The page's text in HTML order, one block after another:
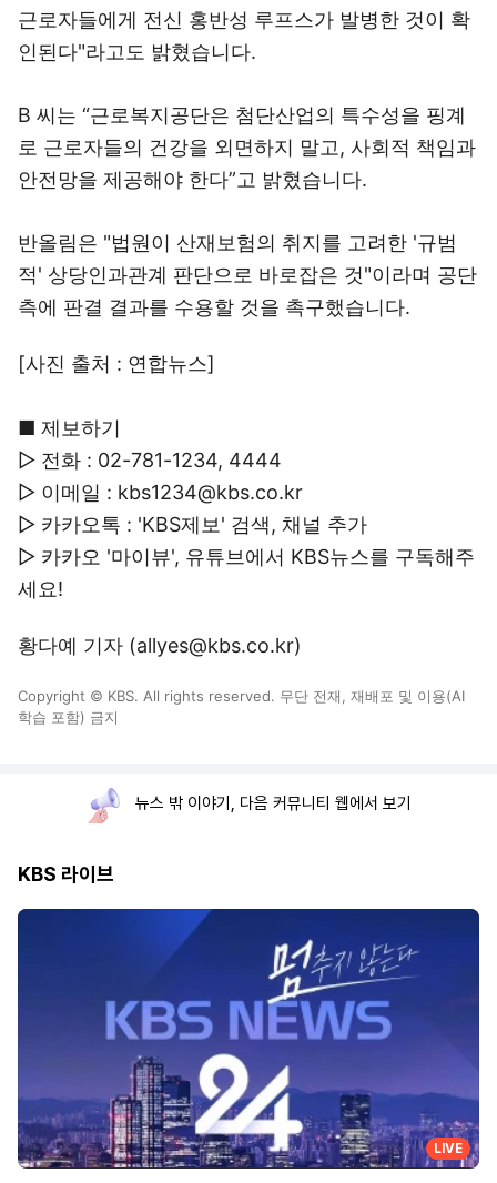
근로자들에게 전신 홍반성 루프스가 발병한 것이 확
인된다"라고도 밝혔습니다.
B 씨는 “근로복지공단은 첨단산업의 특수성을 핑계
로 근로자들의 건강을 외면하지 말고, 사회적 책임과
안전망을 제공해야 한다”고 밝혔습니다.
반올림은 "법원이 산재보험의 취지를 고려한 '규범
적' 상당인과관계 판단으로 바로잡은 것"이라며 공단
측에 판결 결과를 수용할 것을 촉구했습니다.
[사진 출처 : 연합뉴스]
■ 제보하기
▷ 전화 : 02-781-1234, 4444
▷ 이메일 : kbs1234@kbs.co.kr
▷ 카카오톡 : 'KBS제보' 검색, 채널 추가
▷ 카카오 '마이뷰', 유튜브에서 KBS뉴스를 구독해주
세요!
황다예 기자 (allyes@kbs.co.kr)
Copyright © KBS. All rights reserved. 무단 전재, 재배포 및 이용(AI
학습 포함) 금지
뉴스 밖 이야기, 다음 커뮤니티 웹에서 보기
KBS 라이브
LIVE